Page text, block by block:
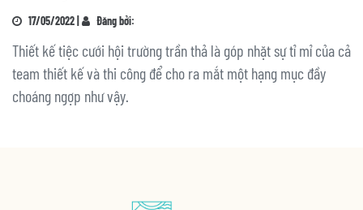
17/05/2022 | Đăng bởi:
Thiết kế tiệc cưới hội trường trần thả là góp nhặt sự tỉ mỉ của cả
team thiết kế và thi công để cho ra mắt một hạng mục đầy
choáng ngợp như vậy.